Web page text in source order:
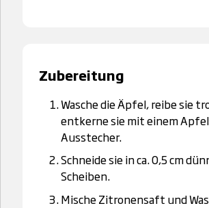
Zubereitung
Wasche die Äpfel, reibe sie
entkerne sie mit einem
Ausstecher.
Schneide sie in ca. 0,5 cm
Scheiben.
Mische Zitronensaft und